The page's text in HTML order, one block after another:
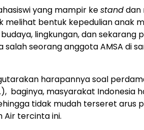
yang mampir kestanddan
melihat bentuk kepedulian anak
lingkungan, dan sekarang
seorang anggota AMSA di
harapannya soal
baginya, masyarakat Indonesia
tidak mudah terseret arus
Air tercinta ini.